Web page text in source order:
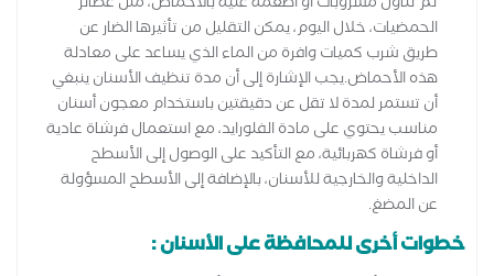
الحمضيات، خلال اليوم، يمكن التقليل من تأثيرها الضار عن
طريق شرب كميات وافرة من الماء الذي يساعد على معادلة
هذه الأحماض.يجب الإشارة إلى أن مدة تنظيف الأسنان ينبغي
أن تستمر لمدة لا تقل عن دقيقتين باستخدام معجون أسنان
مناسب يحتوي على مادة الفلورايد، مع استعمال فرشاة عادية
أو فرشاة كهربائية، مع التأكيد على الوصول إلى الأسطح
الداخلية والخارجية للأسنان، بالإضافة إلى الأسطح المسؤولة
عن المضغ.
خطوات أخرى للمحافظة على الأسنان :